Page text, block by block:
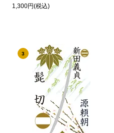
1,300円(税込)
3